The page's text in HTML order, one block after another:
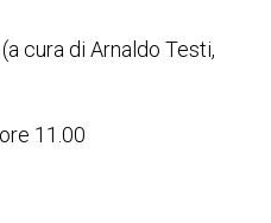
cura di Arnaldo Testi,
11.00